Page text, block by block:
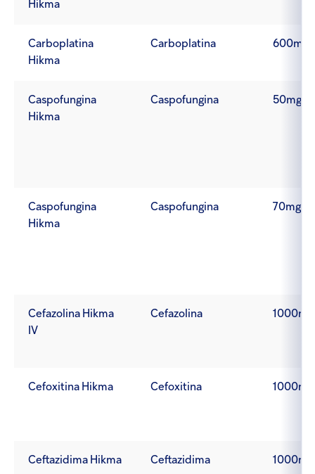
Hikma
Carboplatina
Hikma
Carboplatina
Caspofungina
Hikma
Caspofungina 50mg
Caspofungina
Hikma
Caspofungina 70mg
Cefazolina Hikma
IV
Cefazolina 1000mg
Cefoxitina Hikma Cefoxitina
Ceftazidima Hikma Ceftazidima 1000mg